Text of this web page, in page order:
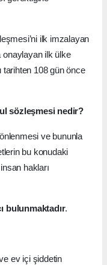
ilk imzalayan
onaylayan ilk ülke
108 gün önce
sözleşmesi nedir?
ve bununla
bu konudaki
hakları
bulunmaktadır.
ev içi şiddetin